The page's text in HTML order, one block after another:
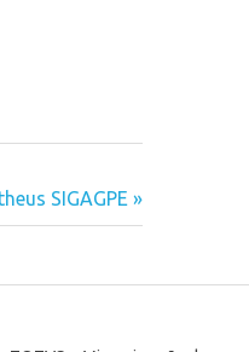
SIGAGPE